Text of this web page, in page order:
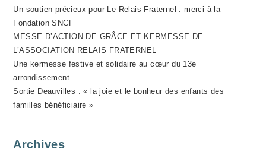
È
N
E
M
E
N
T
Un soutien précieux pour Le Relais Fraternel : merci à la
Fondation SNCF
MESSE D’ACTION DE GRÂCE ET KERMESSE DE
L’ASSOCIATION RELAIS FRATERNEL
Une kermesse festive et solidaire au cœur du 13e
arrondissement
Sortie Deauvilles : « la joie et le bonheur des enfants des
familles bénéficiaire »
Archives